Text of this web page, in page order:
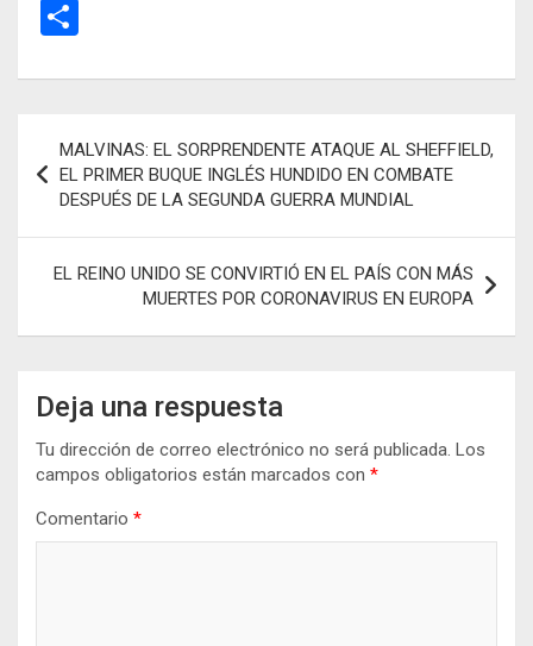
b
o
k
s
p
p
n
er
gr
m
m
p
ar
tir
de
entradas
MALVINAS: EL SORPRENDENTE ATAQUE AL SHEFFIELD,
EL PRIMER BUQUE INGLÉS HUNDIDO EN COMBATE
DESPUÉS DE LA SEGUNDA GUERRA MUNDIAL
EL REINO UNIDO SE CONVIRTIÓ EN EL PAÍS CON MÁS
MUERTES POR CORONAVIRUS EN EUROPA
Deja una respuesta
Tu dirección de correo electrónico no será publicada. Los
campos obligatorios están marcados con *
Comentario *